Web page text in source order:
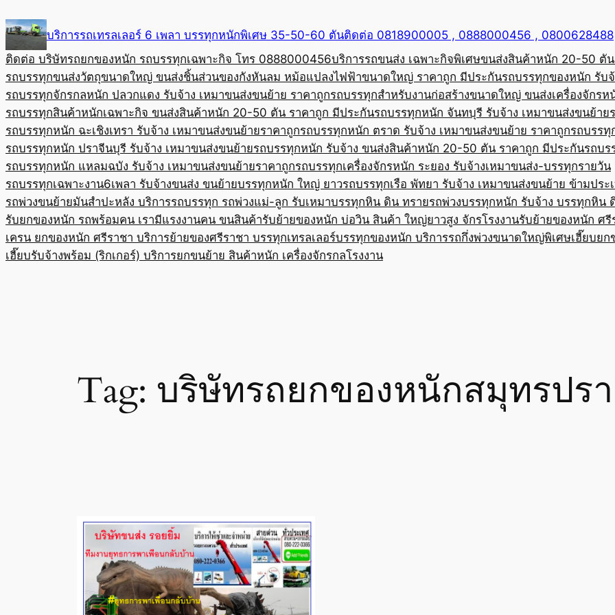
to
content
บริการรถเทรลเลอร์ 6 เพลา บรรทุกหนักพิเศษ 35-50-60 ตันติดต่อ 0818900005 , 0888000456 , 0800628488
ติดต่อ บริษัทรถยกของหนัก รถบรรทุกเฉพาะกิจ โทร 0888000456บริการรถขนส่ง เฉพาะกิจพิเศษขนส่งสินค้าหนัก 20-50 ตั
รถบรรทุกขนส่งวัตถุขนาดใหญ่ ขนส่งชิ้นส่วนของกังหันลม หม้อแปลงไฟฟ้าขนาดใหญ่ ราคาถูก มีประกันรถบรรทุกของหนัก รับจ้
รถบรรทุกจักรกลหนัก ปลวกแดง รับจ้าง เหมาขนส่งขนย้าย ราคาถูกรถบรรทุกสำหรับงานก่อสร้างขนาดใหญ่ ขนส่งเครื่องจักร
รถบรรทุกสินค้าหนักเฉพาะกิจ ขนส่งสินค้าหนัก 20-50 ตัน ราคาถูก มีประกันรถบรรทุกหนัก จันทบุรี รับจ้าง เหมาขนส่งขนย้าย
รถบรรทุกหนัก ฉะเชิงเทรา รับจ้าง เหมาขนส่งขนย้ายราคาถูกรถบรรทุกหนัก ตราด รับจ้าง เหมาขนส่งขนย้าย ราคาถูกรถบรรทุ
รถบรรทุกหนัก ปราจีนบุรี รับจ้าง เหมาขนส่งขนย้ายรถบรรทุกหนัก รับจ้าง ขนส่งสินค้าหนัก 20-50 ตัน ราคาถูก มีประกันรถบร
รถบรรทุกหนัก แหลมฉบัง รับจ้าง เหมาขนส่งขนย้ายราคาถูกรถบรรทุกเครื่องจักรหนัก ระยอง รับจ้างเหมาขนส่ง-บรรทุกรายวัน
รถบรรทุกเฉพาะงาน6เพลา รับจ้างขนส่ง ขนย้ายบรรทุกหนัก ใหญ่ ยาวรถบรรทุกเรือ พัทยา รับจ้าง เหมาขนส่งขนย้าย ข้ามประ
รถพ่วงขนย้ายมันสำปะหลัง บริการรถบรรทุก รถพ่วงแม่-ลูก รับเหมาบรรทุกหิน ดิน ทรายรถพ่วงบรรทุกหนัก รับจ้าง บรรทุกหิน
รับยกของหนัก รถพร้อมคน เรามีแรงงานคน ขนสินค้ารับย้ายของหนัก บ่อวิน สินค้า ใหญ่ยาวสูง จักรโรงงานรับย้ายของหนัก ศรี
เครน ยกของหนัก ศรีราชา บริการย้ายของศรีราชา บรรทุกเทรลเลอร์บรรทุกของหนัก บริการรถกึ่งพ่วงขนาดใหญ่พิเศษเฮี๊ยบยก
เฮี๊ยบรับจ้างพร้อม (ริกเกอร์) บริการยกขนย้าย สินค้าหนัก เครื่องจักรกลโรงงาน
Tag: บริษัทรถยกของหนักสมุทรปร